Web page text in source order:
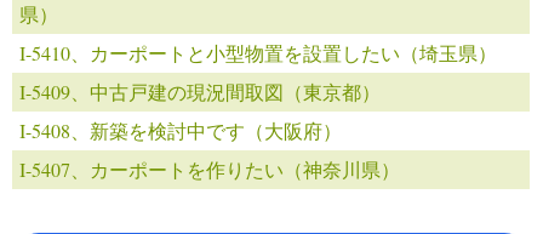
県）
I-5410、カーポートと小型物置を設置したい（埼玉県）
I-5409、中古戸建の現況間取図（東京都）
I-5408、新築を検討中です（大阪府）
I-5407、カーポートを作りたい（神奈川県）